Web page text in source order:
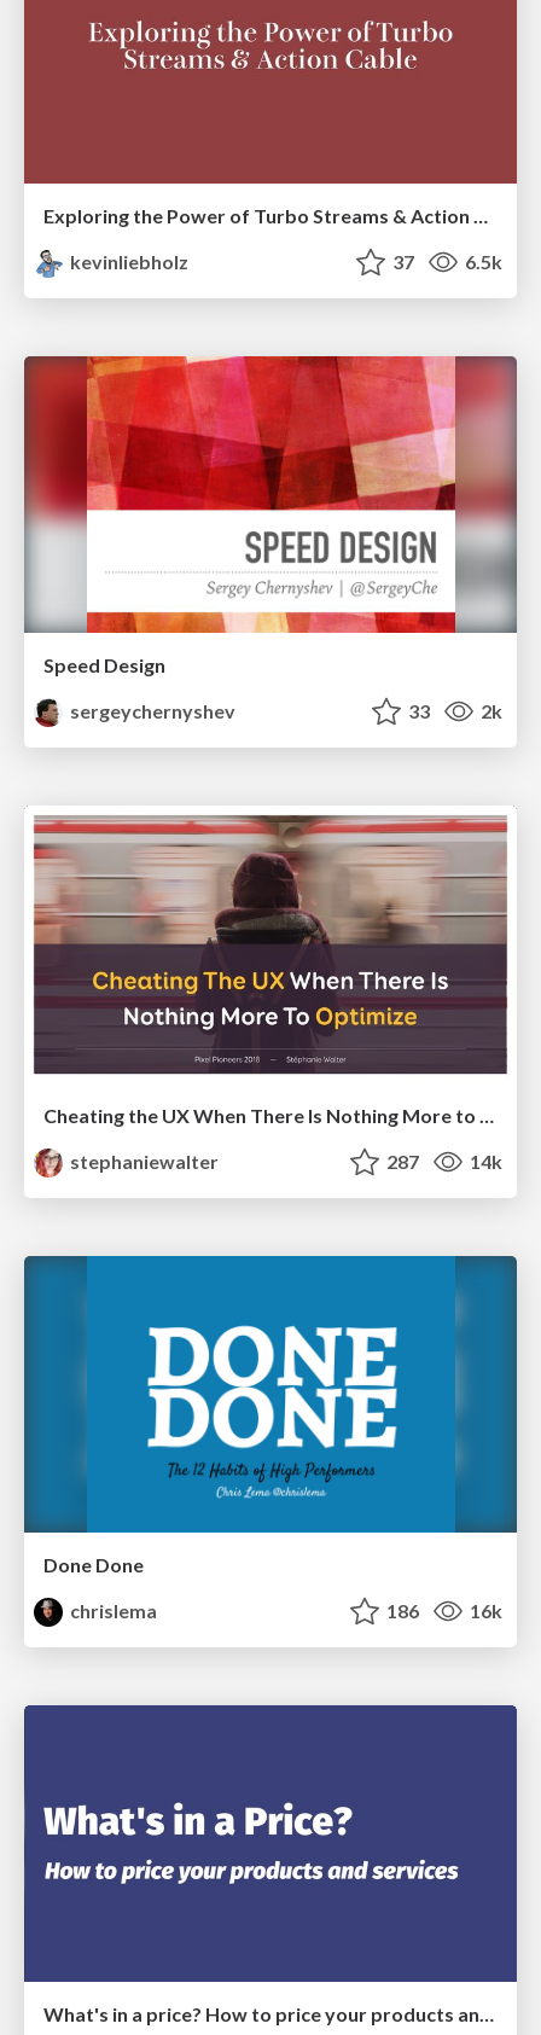
Exploring the Power of Turbo Streams & Action Cable | RailsConf2023
kevinliebholz
37 6.5k
Speed Design
sergeychernyshev
33 2k
stephaniewalter
287 14k
Done Done
chrislema
186 16k
What's in a price? How to price your products and services